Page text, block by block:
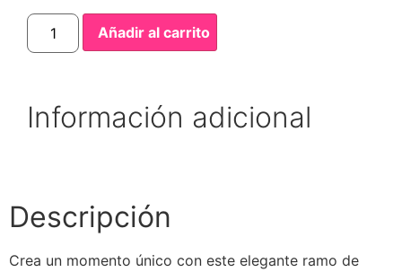
Añadir al carrito
Información adicional
Descripción
Crea un momento único con este elegante ramo de